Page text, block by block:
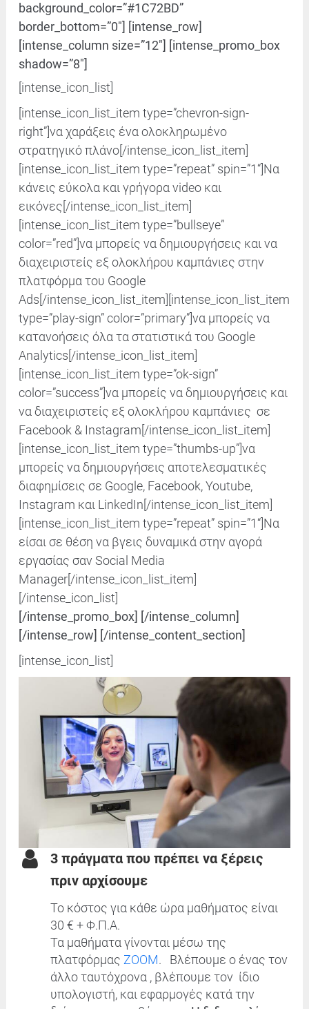
background_color=”#1C72BD”
border_bottom=”0″] [intense_row]
[intense_column size=”12″] [intense_promo_box
shadow=”8″]
[intense_icon_list]
[intense_icon_list_item type=”chevron-sign-
right”]να χαράξεις ένα ολοκληρωμένο
στρατηγικό πλάνο[/intense_icon_list_item]
[intense_icon_list_item type=”repeat” spin=”1“]Nα
κάνεις εύκολα και γρήγορα video και
εικόνες[/intense_icon_list_item]
[intense_icon_list_item type=”bullseye”
color=”red”]να μπορείς να δημιουργήσεις και να
διαχειριστείς εξ ολοκλήρου καμπάνιες στην
πλατφόρμα του Google
Ads[/intense_icon_list_item][intense_icon_list_item
type=”play-sign” color=”primary”]να μπορείς να
κατανοήσεις όλα τα στατιστικά του Google
Analytics[/intense_icon_list_item]
[intense_icon_list_item type=”ok-sign”
color=”success”]να μπορείς να δημιουργήσεις και
να διαχειριστείς εξ ολοκλήρου καμπάνιες σε
Facebook & Instagram[/intense_icon_list_item]
[intense_icon_list_item type=”thumbs-up”]να
μπορείς να δημιουργήσεις αποτελεσματικές
διαφημίσεις σε Google, Facebook, Youtube,
Instagram και LinkedIn[/intense_icon_list_item]
[intense_icon_list_item type=”repeat” spin=”1“]Nα
είσαι σε θέση να βγεις δυναμικά στην αγορά
εργασίας σαν Social Media
Manager[/intense_icon_list_item]
[/intense_icon_list]
[/intense_promo_box] [/intense_column]
[/intense_row] [/intense_content_section]
[intense_icon_list]
3 πράγματα που πρέπει να ξέρεις
πριν αρχίσουμε
Το κόστος για κάθε ώρα μαθήματος είναι
30 € + Φ.Π.Α.
Τα μαθήματα γίνονται μέσω της
πλατφόρμας ZOOM. Βλέπουμε ο ένας τον
άλλο ταυτόχρονα , βλέπουμε τον ίδιο
υπολογιστή, και εφαρμογές κατά την